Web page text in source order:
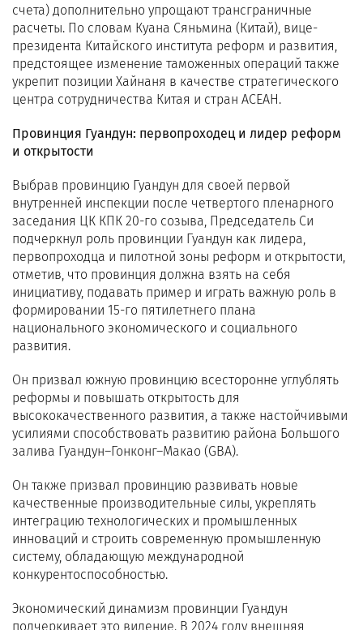
счета) дополнительно упрощают трансграничные
расчеты. По словам Куана Сяньмина (Китай), вице-
президента Китайского института реформ и развития,
предстоящее изменение таможенных операций также
укрепит позиции Хайнаня в качестве стратегического
центра сотрудничества Китая и стран АСЕАН.
Провинция Гуандун: первопроходец и лидер реформ
и открытости
Выбрав провинцию Гуандун для своей первой
внутренней инспекции после четвертого пленарного
заседания ЦК КПК 20-го созыва, Председатель Си
подчеркнул роль провинции Гуандун как лидера,
первопроходца и пилотной зоны реформ и открытости,
отметив, что провинция должна взять на себя
инициативу, подавать пример и играть важную роль в
формировании 15-го пятилетнего плана
национального экономического и социального
развития.
Он призвал южную провинцию всесторонне углублять
реформы и повышать открытость для
высококачественного развития, а также настойчивыми
усилиями способствовать развитию района Большого
залива Гуандун–Гонконг–Макао (GBA).
Он также призвал провинцию развивать новые
качественные производительные силы, укреплять
интеграцию технологических и промышленных
инноваций и строить современную промышленную
систему, обладающую международной
конкурентоспособностью.
Экономический динамизм провинции Гуандун
подчеркивает это видение. В 2024 году внешняя